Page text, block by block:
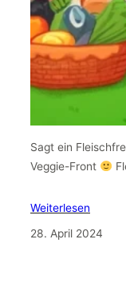
Sagt ein
Veggie-Front
Weiterlesen
28. April 2024